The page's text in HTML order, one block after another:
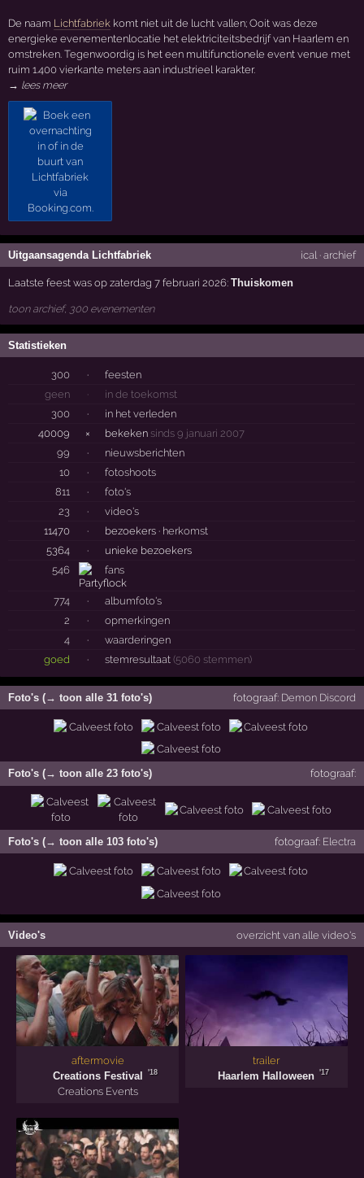
De naam Lichtfabriek komt niet uit de lucht vallen; Ooit was deze
energieke evenementenlocatie het elektriciteitsbedrijf van Haarlem en
omstreken. Tegenwoordig is het een multifunctionele event venue met
ruim 1.400 vierkante meters aan industrieel karakter.
→ lees meer
Uitgaansagenda Lichtfabriek ical· archief
Laatste feest was op zaterdag 7 februari 2026:Thuiskomen
toon archief, 300 evenementen
Statistieken
300 ·
feesten
geen
·
in de toekomst
300
·
in het verleden
40009
× bekeken sinds 9 januari 2007
99
·
nieuwsberichten
10
·
fotoshoots
811
·
foto's
23
·
video's
11470
· bezoekers · herkomst
5364
·
unieke bezoekers
546
fans
774 ·
albumfoto's
2
·
opmerkingen
4
·
waarderingen
goed
· stemresultaat (5060 stemmen)
Foto's (→ toon alle 31 foto's) fotograaf: Demon Discord
Foto's (→ toon alle 23 foto's) fotograaf:
Foto's (→ toon alle 103 foto's) fotograaf: Electra
Video's overzicht van alle video's
aftermovie
Creations Festival
'18
Creations Events
trailer
Haarlem Halloween
'17